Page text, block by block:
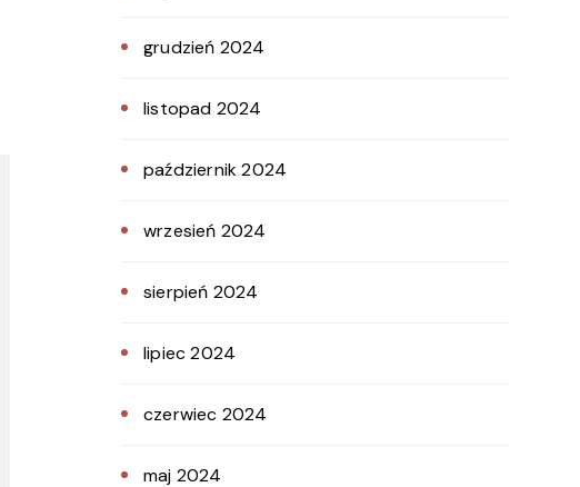
grudzień 2024
listopad 2024
październik 2024
wrzesień 2024
sierpień 2024
lipiec 2024
czerwiec 2024
maj 2024